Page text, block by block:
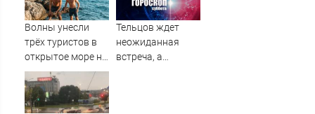
Екатеринбурга
Волны унесли
трёх туристов в
открытое море на
популярном
курорте
Тельцов ждет
неожиданная
встреча, а